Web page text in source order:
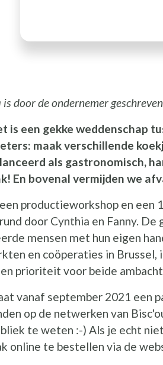
is door de ondernemer
is een gekke weddenschap
maak verschillende
als gastronomisch,
En bovenal vermijden we
productieworkshop en een
door Cynthia en Fanny.
mensen met hun eigen
en coöperaties in
prioriteit voor beide
vanaf september 2021 een
op de netwerken van
te weten :-) Als je echt
online te bestellen via de